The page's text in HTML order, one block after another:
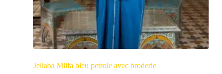
Jellaba Mlifa bleu petrole avec broderie